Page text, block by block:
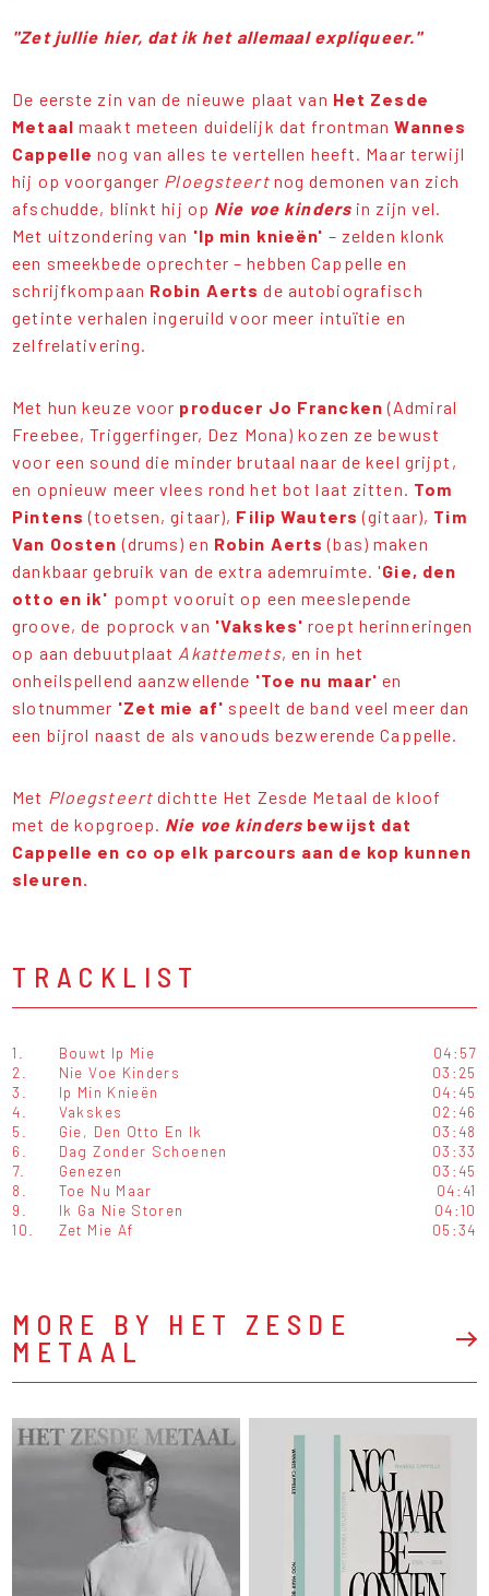
"Zet jullie hier, dat ik het allemaal expliqueer."
De eerste zin van de nieuwe plaat van Het Zesde
Metaal maakt meteen duidelijk dat frontmanWannes
Cappellenog van alles te vertellen heeft. Maar terwijl
hij op voorganger Ploegsteertnog demonen van zich
afschudde, blinkt hij op Nie voe kinders in zijn vel.
Met uitzondering van 'Ip min knieën' – zelden klonk
een smeekbede oprechter – hebben Cappelle en
schrijfkompaan Robin Aerts de autobiografisch
getinte verhalen ingeruild voor meer intuïtie en
zelfrelativering.
Met hun keuze voor producer Jo Francken(Admiral
Freebee, Triggerfinger, Dez Mona) kozen ze bewust
voor een sound die minder brutaal naar de keel grijpt,
en opnieuw meer vlees rond het bot laat zitten. Tom
Pintens (toetsen, gitaar), Filip Wauters (gitaar), Tim
Van Oosten (drums) en Robin Aerts (bas) maken
dankbaar gebruik van de extra ademruimte. 'Gie, den
otto en ik' pompt vooruit op een meeslepende
groove, de poprock van 'Vakskes'roept herinneringen
op aan debuutplaat Akattemets, en in het
onheilspellend aanzwellende 'Toe nu maar'en
slotnummer 'Zet mie af' speelt de band veel meer dan
een bijrol naast de als vanouds bezwerende Cappelle.
Met Ploegsteert dichtte Het Zesde Metaal de kloof
met de kopgroep. Nie voe kinders bewijst dat
Cappelle en co op elk parcours aan de kop kunnen
sleuren.
TRACKLIST
1. Bouwt Ip Mie
04:57
2.
Nie Voe Kinders
03:25
3.
Ip Min Knieën
04:45
4.
Vakskes
02:46
5.
Gie, Den Otto En Ik
03:48
6.
Dag Zonder Schoenen
03:33
7.
Genezen
03:45
8.
Toe Nu Maar
04:41
9.
Ik Ga Nie Storen
04:10
10.
Zet Mie Af 05:34
MORE BY HET ZESDE
METAAL